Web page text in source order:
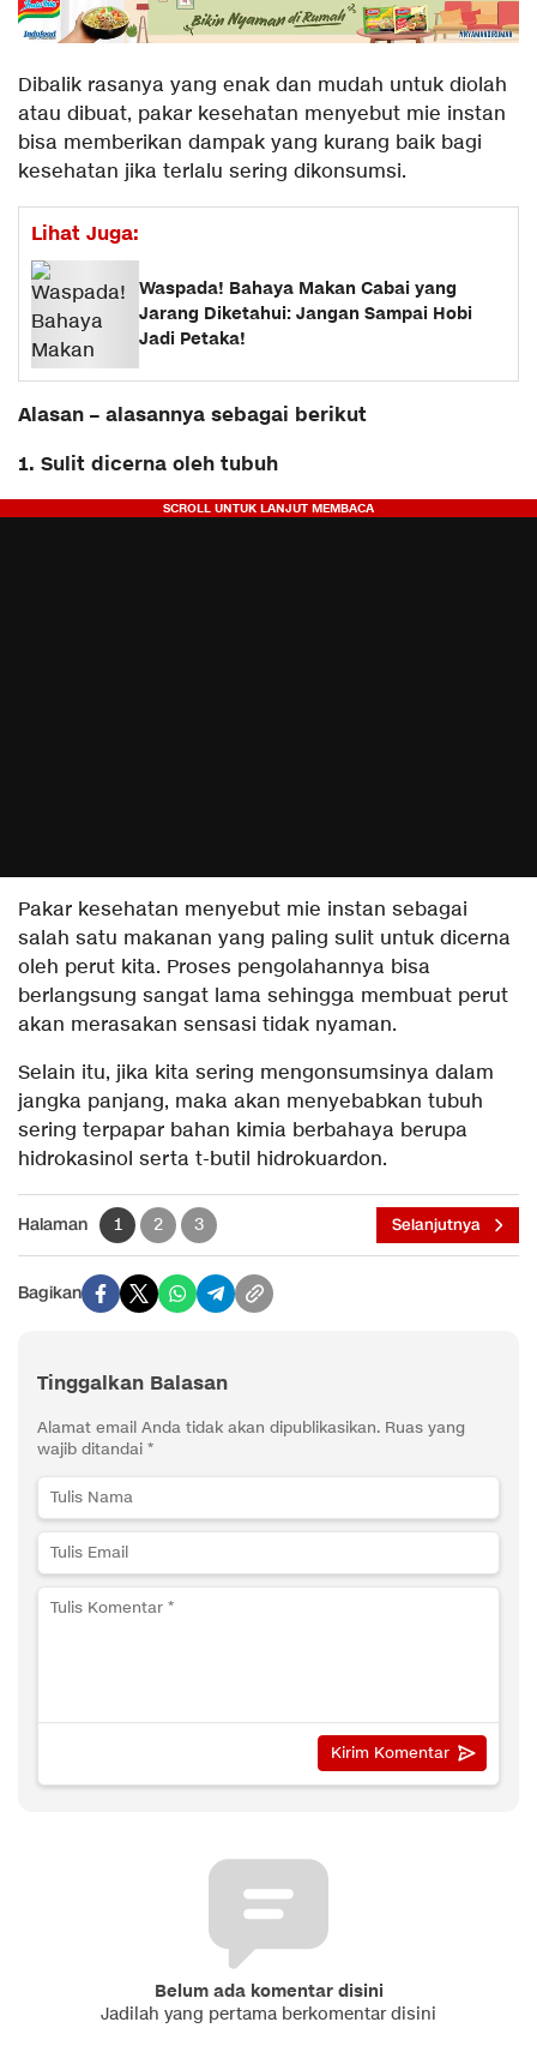
Dibalik rasanya yang enak dan mudah untuk diolah
atau dibuat, pakar kesehatan menyebut mie instan
bisa memberikan dampak yang kurang baik bagi
kesehatan jika terlalu sering dikonsumsi.
Lihat Juga:
Waspada! Bahaya Makan Cabai yang
Jarang Diketahui: Jangan Sampai Hobi
Jadi Petaka!
Alasan – alasannya sebagai berikut
1. Sulit dicerna oleh tubuh
Pakar kesehatan menyebut mie instan sebagai
salah satu makanan yang paling sulit untuk dicerna
oleh perut kita. Proses pengolahannya bisa
berlangsung sangat lama sehingga membuat perut
akan merasakan sensasi tidak nyaman.
Selain itu, jika kita sering mengonsumsinya dalam
jangka panjang, maka akan menyebabkan tubuh
sering terpapar bahan kimia berbahaya berupa
hidrokasinol serta t-butil hidrokuardon.
Halaman 1 2 3 Selanjutnya
Bagikan
Tinggalkan Balasan
Alamat email Anda tidak akan dipublikasikan. Ruas yang
wajib ditandai *
Belum ada komentar disini
Jadilah yang pertama berkomentar disini